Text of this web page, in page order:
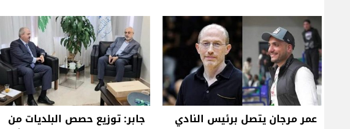
عمر مرجان يتصل برئيس النادي
جابر: توزيع حصص البلديات من